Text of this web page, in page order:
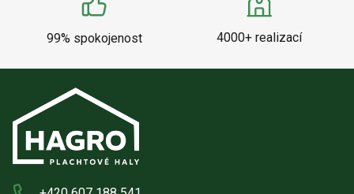
99% spokojenost 4000+ realizací